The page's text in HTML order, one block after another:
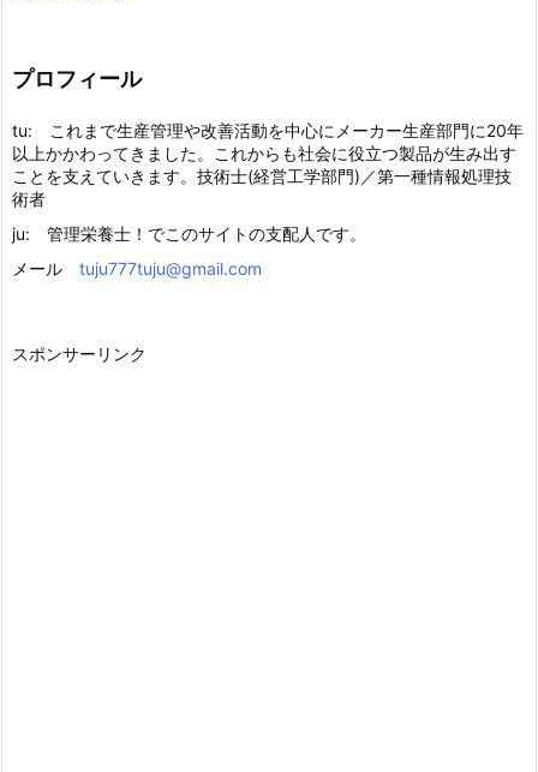
プロフィール
tu: これまで生産管理や改善活動を中心にメーカー生産部門に20年
以上かかわってきました。これからも社会に役立つ製品が生み出す
ことを支えていきます。技術士(経営工学部門)／第一種情報処理技
術者
ju: 管理栄養士！でこのサイトの支配人です。
メール tuju777tuju@gmail.com
スポンサーリンク